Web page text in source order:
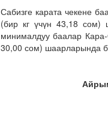
Сабизге карата чекене
(бир кг үчүн 43,18 сом)
минималдуу баалар
30,00 сом) шаарларында